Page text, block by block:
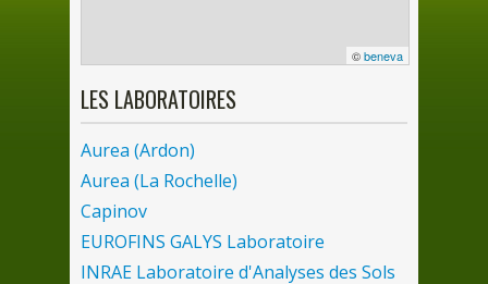
©beneva
LES LABORATOIRES
Aurea (Ardon)
Aurea (La Rochelle)
Capinov
EUROFINS GALYS Laboratoire
INRAE Laboratoire d'Analyses des Sols